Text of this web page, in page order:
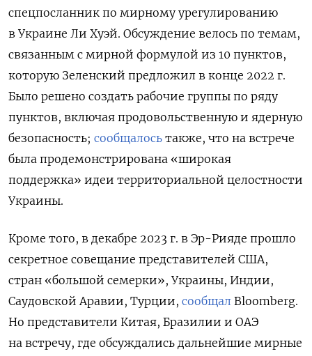
спецпосланник по мирному урегулированию
в Украине Ли Хуэй. Обсуждение велось по темам,
связанным с мирной формулой из 10 пунктов,
которую Зеленский предложил в конце 2022 г.
Было решено создать рабочие группы по ряду
пунктов, включая продовольственную и ядерную
безопасность; сообщалось также, что на встрече
была продемонстрирована «широкая
поддержка» идеи территориальной целостности
Украины.
Кроме того, в декабре 2023 г. в Эр-Рияде прошло
секретное совещание представителей США,
стран «большой семерки», Украины, Индии,
Саудовской Аравии, Турции, сообщал Bloomberg.
Но представители Китая, Бразилии и ОАЭ
на встречу, где обсуждались дальнейшие мирные